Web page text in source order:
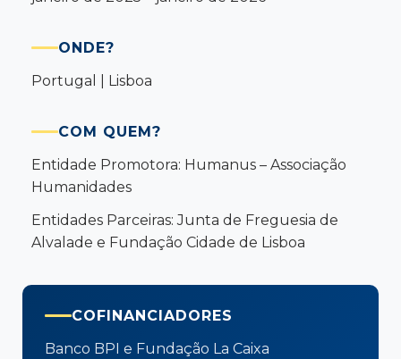
ONDE?
Portugal | Lisboa
COM QUEM?
Entidade Promotora: Humanus – Associação
Humanidades
Entidades Parceiras: Junta de Freguesia de
Alvalade e Fundação Cidade de Lisboa
COFINANCIADORES
Banco BPI e Fundação La Caixa